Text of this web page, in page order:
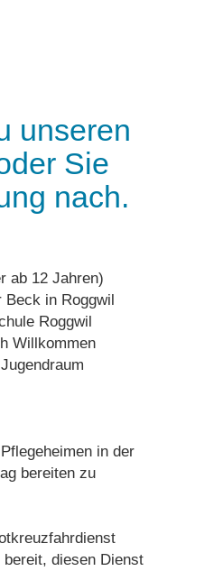
unseren
Sie
nach.
ab 12 Jahren)
in Roggwil
Roggwil
Willkommen
in der
bereiten zu
diesen Dienst